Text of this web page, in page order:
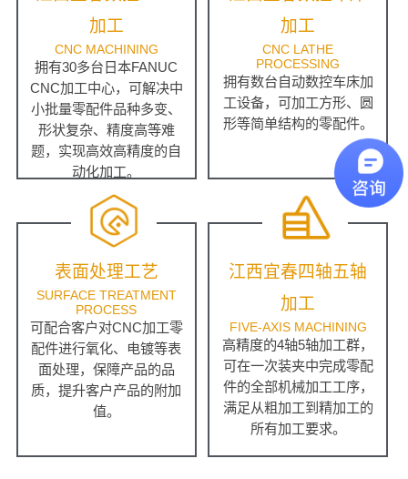
加工
CNC MACHINING
拥有30多台日本FANUC
CNC加工中心，可解决中
小批量零配件品种多变、
形状复杂、精度高等难
题，实现高效高精度的自
动化加工。
加工
CNC LATHE
PROCESSING
拥有数台自动数控车床加
工设备，可加工方形、圆
形等简单结构的零配件。
表面处理工艺
SURFACE TREATMENT
PROCESS
可配合客户对CNC加工零
配件进行氧化、电镀等表
面处理，保障产品的品
质，提升客户产品的附加
值。
江西宜春四轴五轴
加工
FIVE-AXIS MACHINING
高精度的4轴5轴加工群，
可在一次装夹中完成零配
件的全部机械加工工序，
满足从粗加工到精加工的
所有加工要求。